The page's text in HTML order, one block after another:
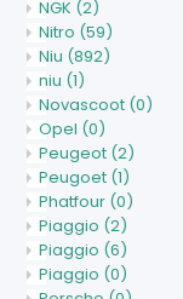
NGK (2)
Nitro (59)
Niu (892)
niu (1)
Novascoot (0)
Opel (0)
Peugeot (2)
Peugoet (1)
Phatfour (0)
Piaggio (2)
Piaggio (6)
Piaggio (0)